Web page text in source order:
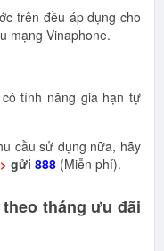
trên đều áp dụng cho
mạng Vinaphone.
tính năng gia hạn tự
cầu sử dụng nữa, hãy
gửi 888 (Miễn phí).
tháng ưu đãi